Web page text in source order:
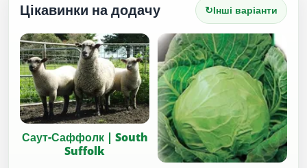
Цікавинки на додачу ↻Інші варіанти
Саут-Саффолк | South
Suffolk